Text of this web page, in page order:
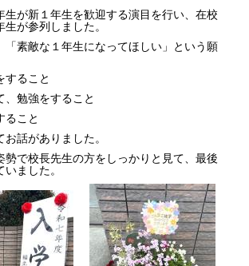
生が新１年生を歓迎する演目を行い、在校
生が参列しました。
「素敵な１年生になってほしい」という願
すること
、勉強をすること
ること
話がありました。
勢で校長先生の方をしっかりと見て、最後
いました。